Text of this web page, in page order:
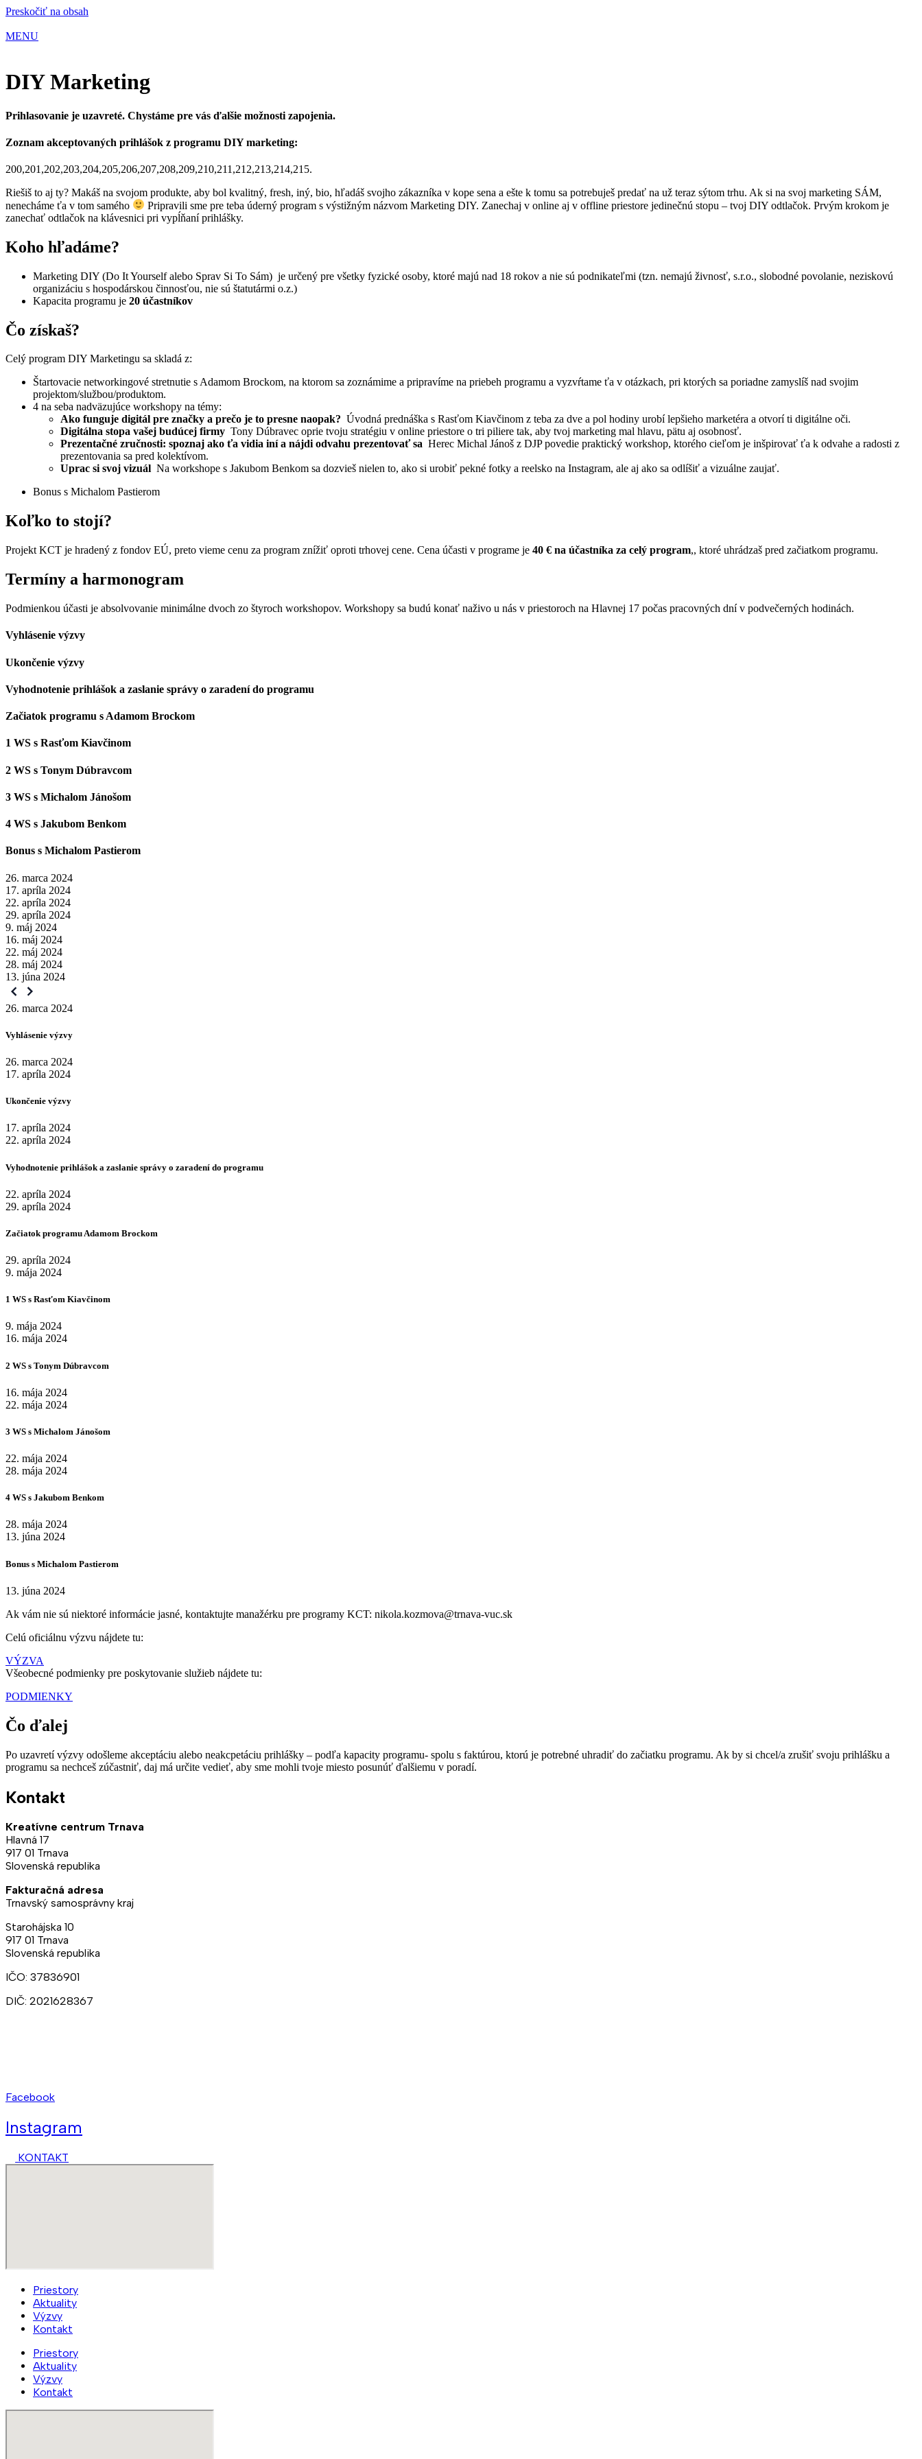
Preskočiť na obsah
MENU
DIY Marketing
Prihlasovanie je uzavreté. Chystáme pre vás ďalšie možnosti zapojenia.
Zoznam akceptovaných prihlášok z programu DIY marketing:
200,201,202,203,204,205,206,207,208,209,210,211,212,213,214,215.
Riešiš to aj ty? Makáš na svojom produkte, aby bol kvalitný, fresh, iný, bio, hľadáš svojho zákazníka v kope sena a ešte k tomu sa potrebuješ predať na už teraz sýtom trhu. Ak si na svoj marketing SÁM,
nenecháme ťa v tom samého
Pripravili sme pre teba úderný program s výstižným názvom Marketing DIY. Zanechaj v online aj v offline priestore jedinečnú stopu – tvoj DIY odtlačok. Prvým krokom je
zanechať odtlačok na klávesnici pri vypĺňaní prihlášky.
Koho hľadáme?
Marketing DIY (Do It Yourself alebo Sprav Si To Sám) je určený pre všetky fyzické osoby, ktoré majú nad 18 rokov a nie sú podnikateľmi (tzn. nemajú živnosť, s.r.o., slobodné povolanie, neziskovú
organizáciu s hospodárskou činnosťou, nie sú štatutármi o.z.)
Kapacita programu je 20 účastníkov
Čo získaš?
Celý program DIY Marketingu sa skladá z:
Štartovacie networkingové stretnutie s Adamom Brockom, na ktorom sa zoznámime a pripravíme na priebeh programu a vyzvŕtame ťa v otázkach, pri ktorých sa poriadne zamyslíš nad svojim
projektom/službou/produktom.
4 na seba nadväzujúce workshopy na témy:
Ako funguje digitál pre značky a prečo je to presne naopak? Úvodná prednáška s Rasťom Kiavčinom z teba za dve a pol hodiny urobí lepšieho marketéra a otvorí ti digitálne oči.
Digitálna stopa vašej budúcej firmy Tony Dúbravec oprie tvoju stratégiu v online priestore o tri piliere tak, aby tvoj marketing mal hlavu, pätu aj osobnosť.
Prezentačné zručnosti: spoznaj ako ťa vidia iní a nájdi odvahu prezentovať sa Herec Michal Jánoš z DJP povedie praktický workshop, ktorého cieľom je inšpirovať ťa k odvahe a radosti z
prezentovania sa pred kolektívom.
Uprac si svoj vizuál Na workshope s Jakubom Benkom sa dozvieš nielen to, ako si urobiť pekné fotky a reelsko na Instagram, ale aj ako sa odlíšiť a vizuálne zaujať.
Bonus s Michalom Pastierom
Koľko to stojí?
Projekt KCT je hradený z fondov EÚ, preto vieme cenu za program znížiť oproti trhovej cene. Cena účasti v programe je 40 € na účastníka za celý program,, ktoré uhrádzaš pred začiatkom programu.
Termíny a harmonogram
Podmienkou účasti je absolvovanie minimálne dvoch zo štyroch workshopov. Workshopy sa budú konať naživo u nás v priestoroch na Hlavnej 17 počas pracovných dní v podvečerných hodinách.
Vyhlásenie výzvy
Ukončenie výzvy
Vyhodnotenie prihlášok a zaslanie správy o zaradení do programu
Začiatok programu s Adamom Brockom
1 WS s Rasťom Kiavčinom
2 WS s Tonym Dúbravcom
3 WS s Michalom Jánošom
4 WS s Jakubom Benkom
Bonus s Michalom Pastierom
26. marca 2024
17. apríla 2024
22. apríla 2024
29. apríla 2024
9. máj 2024
16. máj 2024
22. máj 2024
28. máj 2024
13. júna 2024
26. marca 2024
Vyhlásenie výzvy
26. marca 2024
17. apríla 2024
Ukončenie výzvy
17. apríla 2024
22. apríla 2024
Vyhodnotenie prihlášok a zaslanie správy o zaradení do programu
22. apríla 2024
29. apríla 2024
Začiatok programu Adamom Brockom
29. apríla 2024
9. mája 2024
1 WS s Rasťom Kiavčinom
9. mája 2024
16. mája 2024
2 WS s Tonym Dúbravcom
16. mája 2024
22. mája 2024
3 WS s Michalom Jánošom
22. mája 2024
28. mája 2024
4 WS s Jakubom Benkom
28. mája 2024
13. júna 2024
Bonus s Michalom Pastierom
13. júna 2024
Ak vám nie sú niektoré informácie jasné, kontaktujte manažérku pre programy KCT: nikola.kozmova@trnava-vuc.sk
Celú oficiálnu výzvu nájdete tu:
VÝZVA
Všeobecné podmienky pre poskytovanie služieb nájdete tu:
PODMIENKY
Čo ďalej
Po uzavretí výzvy odošleme akceptáciu alebo neakcpetáciu prihlášky – podľa kapacity programu- spolu s faktúrou, ktorú je potrebné uhradiť do začiatku programu. Ak by si chcel/a zrušiť svoju prihlášku a
programu sa nechceš zúčastniť, daj má určite vedieť, aby sme mohli tvoje miesto posunúť ďalšiemu v poradí.
Kontakt
Kreatívne centrum Trnava
Hlavná 17
917 01 Trnava
Slovenská republika
Fakturačná adresa
Trnavský samosprávny kraj
Starohájska 10
917 01 Trnava
Slovenská republika
IČO: 37836901
DIČ: 2021628367
Facebook
Instagram
KONTAKT
Priestory
Aktuality
Výzvy
Kontakt
Priestory
Aktuality
Výzvy
Kontakt